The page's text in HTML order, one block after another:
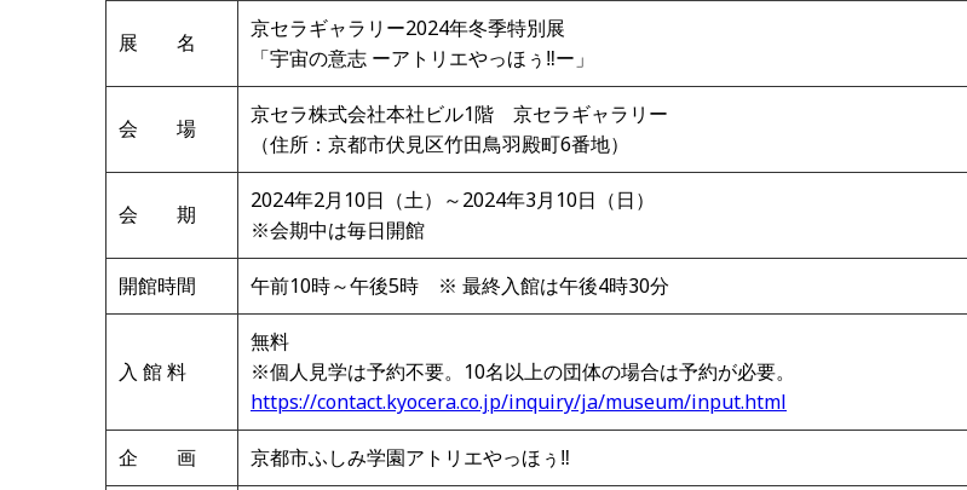
展 名
京セラギャラリー2024年冬季特別展
「宇宙の意志 ーアトリエやっほぅ‼ー」
会 場
京セラ株式会社本社ビル1階 京セラギャラリー
（住所：京都市伏見区竹田鳥羽殿町6番地）
会 期
2024年2月10日（土）～2024年3月10日（日）
※会期中は毎日開館
開館時間 午前10時～午後5時 ※ 最終入館は午後4時30分
入 館 料
無料
※個人見学は予約不要。10名以上の団体の場合は予約が必要。
https://contact.kyocera.co.jp/inquiry/ja/museum/input.html
企 画 京都市ふしみ学園アトリエやっほぅ‼